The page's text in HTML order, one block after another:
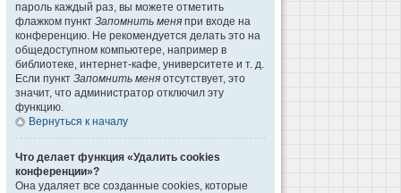
пароль каждый раз, вы можете отметить
флажком пункт Запомнить меня при входе на
конференцию. Не рекомендуется делать это на
общедоступном компьютере, например в
библиотеке, интернет-кафе, университете и т. д.
Если пункт Запомнить меня отсутствует, это
значит, что администратор отключил эту
функцию.
Вернуться к началу
Что делает функция «Удалить cookies
конференции»?
Она удаляет все созданные cookies, которые